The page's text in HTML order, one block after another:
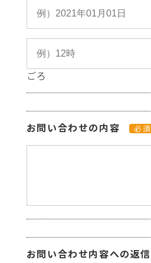
ごろ
お問い合わせの内容 必須
お問い合わせ内容への返信